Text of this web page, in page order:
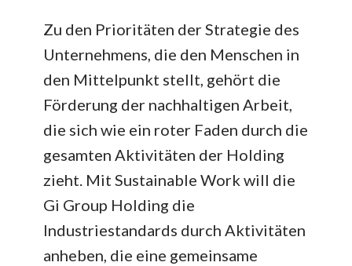
Zu den Prioritäten der Strategie des
Unternehmens, die den Menschen in
den Mittelpunkt stellt, gehört die
Förderung der nachhaltigen Arbeit,
die sich wie ein roter Faden durch die
gesamten Aktivitäten der Holding
zieht. Mit Sustainable Work will die
Gi Group Holding die
Industriestandards durch Aktivitäten
anheben, die eine gemeinsame